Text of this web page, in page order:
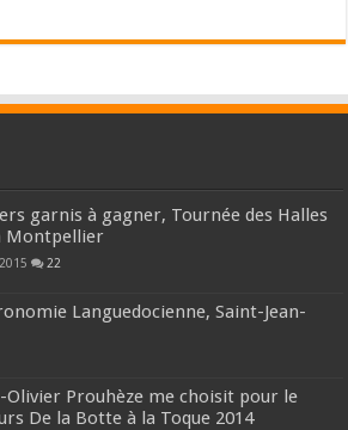
garnis à gagner, Tournée des Halles
Montpellier
22
Languedocienne, Saint-Jean-
Olivier Prouhèze me choisit pour le
De la Botte à la Toque 2014